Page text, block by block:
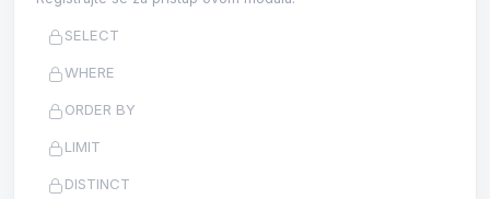
SELECT
WHERE
ORDER BY
LIMIT
DISTINCT